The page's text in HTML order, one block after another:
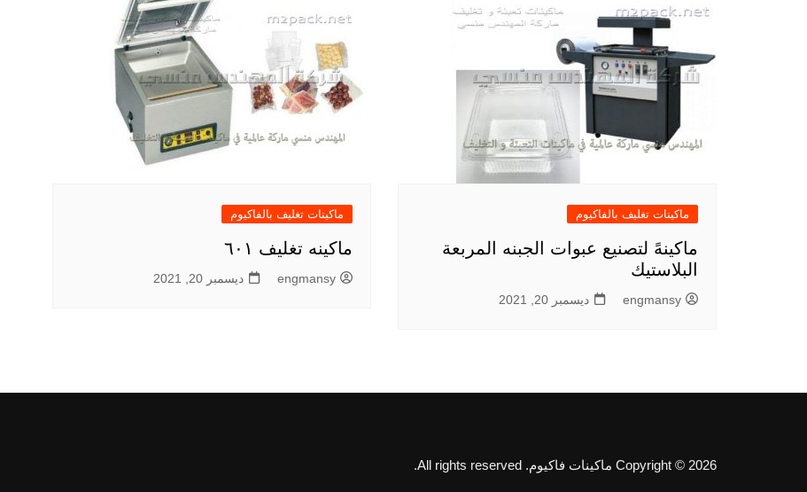
ماكينات تغليف بالفاكيوم
ماكينهً لتصنيع عبوات الجبنه المربعة
البلاستيك
engmansy ديسمبر 20, 2021
ماكينات تغليف بالفاكيوم
ماكينه تغليف ٦٠١
engmansy ديسمبر 20, 2021
Copyright © 2026 ماكينات فاكيوم. All rights reserved.